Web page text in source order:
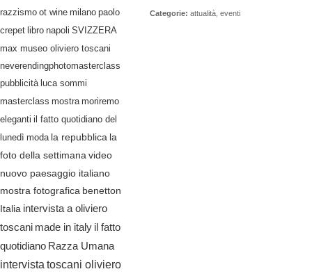
razzismo ot wine milano paolo
crepet libro napoli SVIZZERA
max museo oliviero toscani
neverendingphotomasterclass
pubblicità luca sommi
masterclass mostra moriremo
eleganti il fatto quotidiano del
lunedì moda la repubblica la
foto della settimana video
nuovo paesaggio italiano
mostra fotografica benetton
Italia intervista a oliviero
toscani made in italy il fatto
quotidiano Razza Umana
intervista toscani oliviero
Categorie: attualità eventi